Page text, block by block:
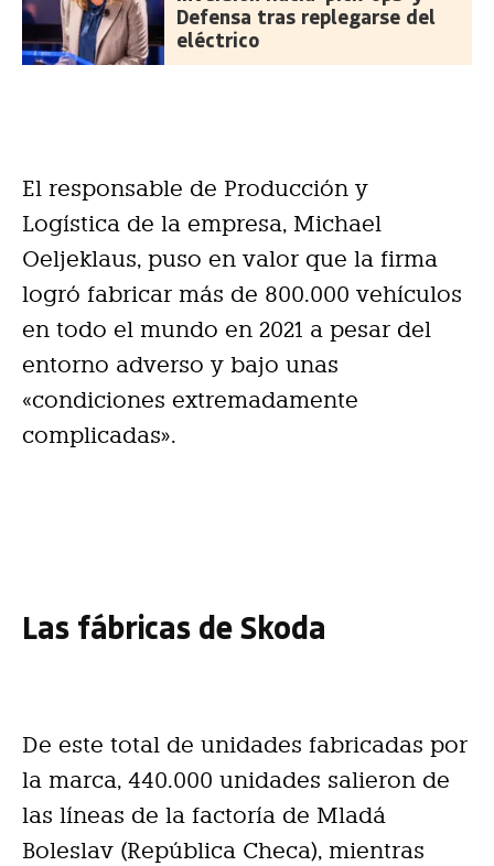
Defensa tras replegarse del
eléctrico
El responsable de Producción y
Logística de la empresa, Michael
Oeljeklaus, puso en valor que la firma
logró fabricar más de 800.000 vehículos
en todo el mundo en 2021 a pesar del
entorno adverso y bajo unas
«condiciones extremadamente
complicadas».
Las fábricas de Skoda
De este total de unidades fabricadas por
la marca, 440.000 unidades salieron de
las líneas de la factoría de Mladá
Boleslav (República Checa), mientras